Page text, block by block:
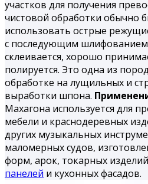
участков для получения
чистовой обработки обычно
использовать острые
с последующим
склеивается, хорошо
полируется. Это одна из
обработке на лущильных и
выработки шпона.
Махагона используется для
мебели и краснодеревных
других музыкальных
маломерных судов,
форм, арок, токарных
панелей и кухонных фасадов.